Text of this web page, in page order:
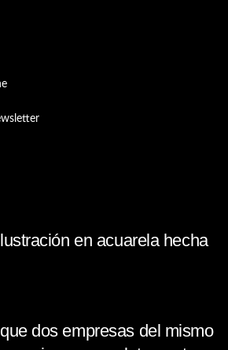
en acuarela hecha
dos empresas del mismo